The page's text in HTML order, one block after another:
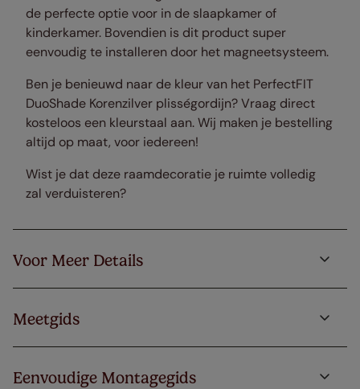
de perfecte optie voor in de slaapkamer of
kinderkamer. Bovendien is dit product super
eenvoudig te installeren door het magneetsysteem.
Ben je benieuwd naar de kleur van het PerfectFIT
DuoShade Korenzilver plisségordijn? Vraag direct
kosteloos een kleurstaal aan. Wij maken je bestelling
altijd op maat, voor iedereen!
Wist je dat deze raamdecoratie je ruimte volledig
zal verduisteren?
Voor Meer Details
Meetgids
Eenvoudige Montagegids